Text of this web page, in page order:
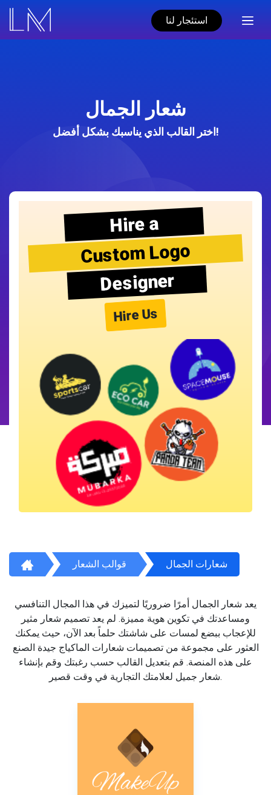
استئجار لنا
شعار الجمال
اختر القالب الذي يناسبك بشكل أفضل!
Hire a
Custom Logo
Designer
Hire Us
قوالب الشعار شعارات الجمال
يعد شعار الجمال أمرًا ضروريًا لتميزك في هذا المجال التنافسي
ومساعدتك في تكوين هوية مميزة. لم يعد تصميم شعار مثير
للإعجاب ببضع لمسات على شاشتك حلماً بعد الآن، حيث يمكنك
العثور على مجموعة من تصميمات شعارات الماكياج جيدة الصنع
على هذه المنصة. قم بتعديل القالب حسب رغبتك وقم بإنشاء
شعار جميل لعلامتك التجارية في وقت قصير.